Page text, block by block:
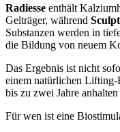
Radiesse enthält
Gelträger, während
Substanzen werden in
die Bildung von neuem
Das Ergebnis ist nicht
einem natürlichen Lifting-
bis zu zwei Jahre
Für wen ist eine